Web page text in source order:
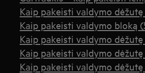
Kaip pakeisti valdymo
Kaip pakeisti valdymo bloką
Kaip pakeisti valdymo
Kaip pakeisti valdymo dėžutę
Kaip pakeisti valdymo dėžutę